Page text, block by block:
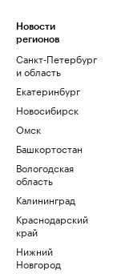
Новости
регионов
Санкт-Петербург
и область
Екатеринбург
Новосибирск
Омск
Башкортостан
Вологодская
область
Калининград
Краснодарский
край
Нижний
Новгород